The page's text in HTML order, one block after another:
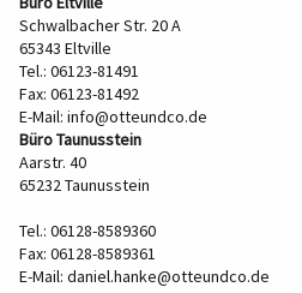
Schwalbacher Str. 20 A
65343 Eltville
Tel.: 06123-81491
Fax: 06123-81492
E-Mail: info@otteundco.de
Büro Taunusstein
Aarstr. 40
65232 Taunusstein
Tel.: 06128-8589360
Fax: 06128-8589361
E-Mail: daniel.hanke@otteundco.de